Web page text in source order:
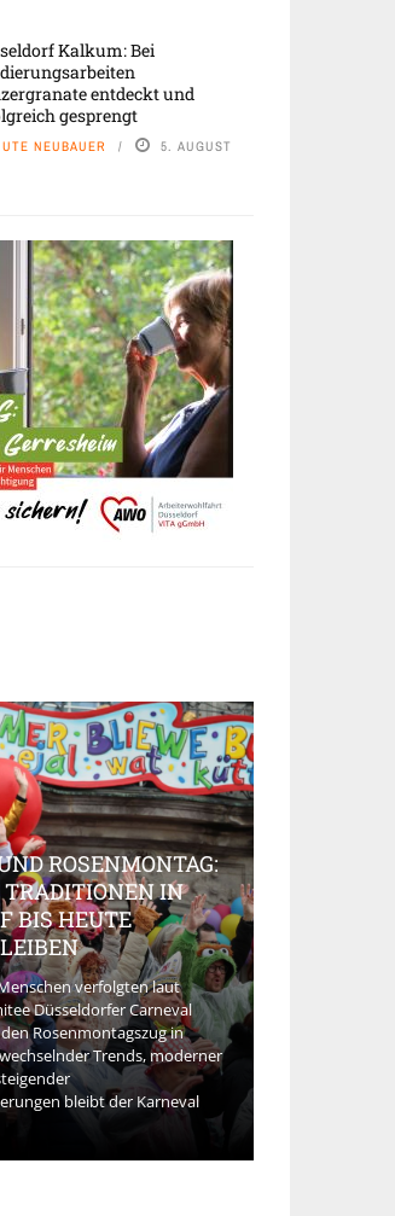
Kalkum: Bei
entdeckt und
gesprengt
UTE NEUBAUER 5. AUGUST
BEAUTY-INNOVATIONEN, DIE DEN
MARKT AKTUELL PRÄGEN
Die Beauty-Branche entwickelt sich rasant. Und
neue Kosmetik spielt eine zentrale Rolle bei der
Veränderung der Erwartungen der
Konsumentinnen und Konsumenten. Bereits in
den ersten Phasen der Kaufentscheidung achten